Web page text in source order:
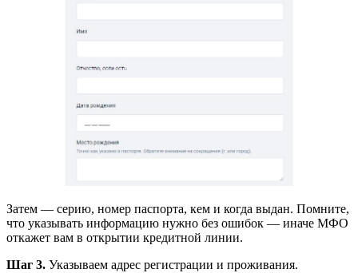
Затем — серию, номер паспорта, кем и когда выдан. Помните,
что указывать информацию нужно без ошибок — иначе МФО
откажет вам в открытии кредитной линии.
Шаг 3. Указываем адрес регистрации и проживания.